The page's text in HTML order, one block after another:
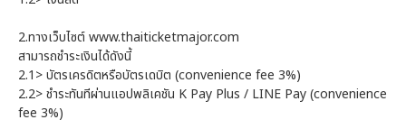
2.ทางเว็บไซต์ www.thaiticketmajor.com
สามารถชำระเงินได้ดังนี้
2.1> บัตรเครดิตหรือบัตรเดบิต (convenience fee 3%)
2.2> ชำระทันทีผ่านแอปพลิเคชัน K Pay Plus / LINE Pay (convenience
fee 3%)